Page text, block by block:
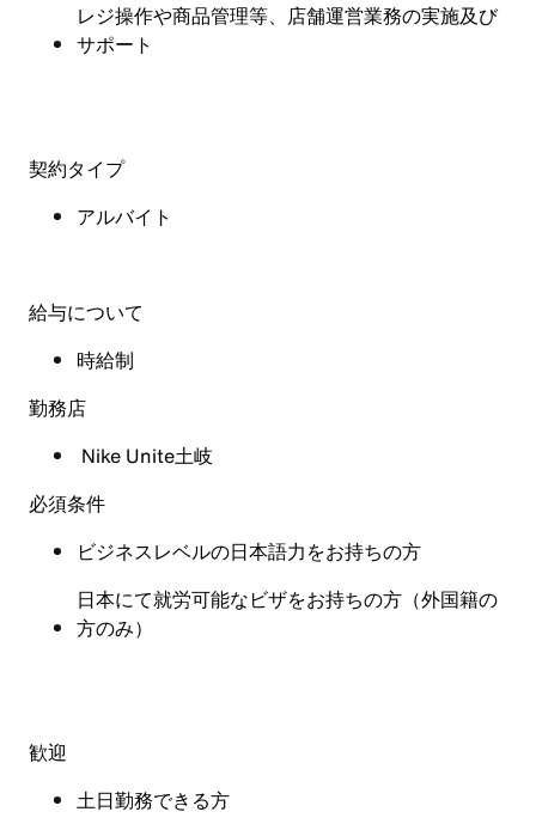
レジ操作や商品管理等、店舗運営業務の実施及び
サポート
契約タイプ
アルバイト
給与について
時給制
勤務店
Nike Unite土岐
必須条件
ビジネスレベルの日本語力をお持ちの方
日本にて就労可能なビザをお持ちの方（外国籍の
方のみ）
歓迎
土日勤務できる方